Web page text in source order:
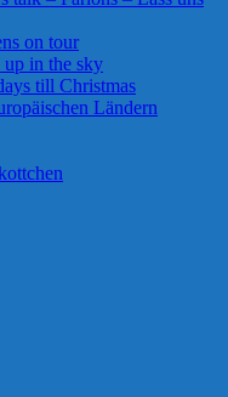
on tour
in the sky
till Christmas
Ländern